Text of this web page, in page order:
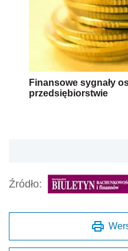
Finansowe sygnały
przedsiębiorstwie
Źródło: